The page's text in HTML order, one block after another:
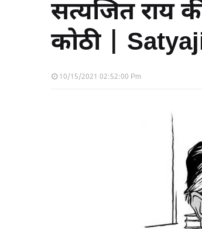
सत्यजित राय
कोठी |
10/15/2021 02:52:00 Pm